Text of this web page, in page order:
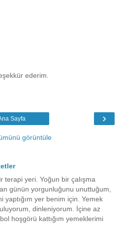
ederim.
›
Sayfa
görüntüle
terapi yeri. Yoğun bir çalışma
günün yorgunluğunu unuttuğum,
yaptığım yer benim için. Yemek
dinleniyorum. İçine az
hoşgörü kattığım yemeklerimi